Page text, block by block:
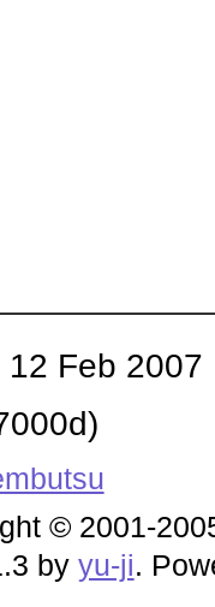
Feb
© 2001-
by yu-ji.